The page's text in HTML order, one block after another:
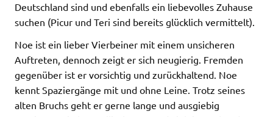
Deutschland sind und ebenfalls ein liebevolles Zuhause
suchen (Picur und Teri sind bereits glücklich vermittelt).
Noe ist ein lieber Vierbeiner mit einem unsicheren
Auftreten, dennoch zeigt er sich neugierig. Fremden
gegenüber ist er vorsichtig und zurückhaltend. Noe
kennt Spaziergänge mit und ohne Leine. Trotz seines
alten Bruchs geht er gerne lange und ausgiebig